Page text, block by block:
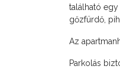
található egy
gőzfürdő,
Az
Parkolás